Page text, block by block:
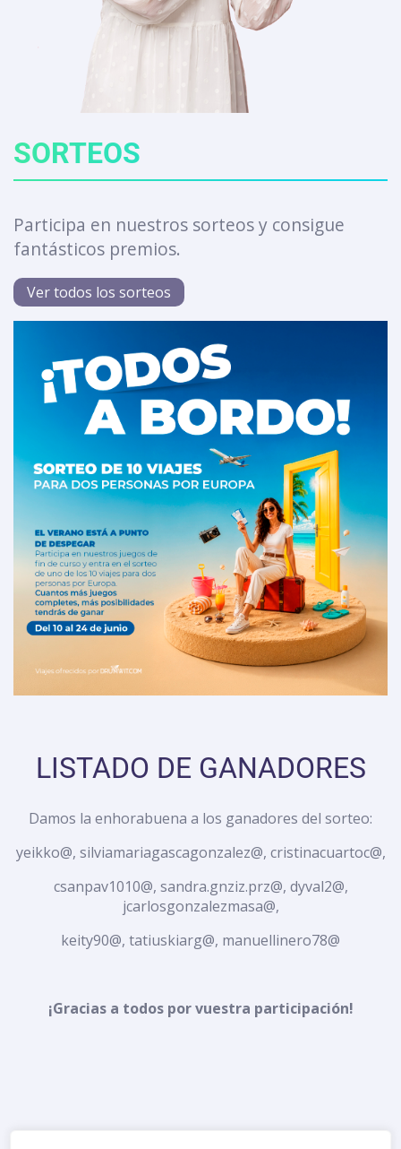
SORTEOS
Participa en nuestros sorteos y consigue
fantásticos premios.
Ver todos los sorteos
LISTADO DE GANADORES
Damos la enhorabuena a los ganadores del sorteo:
yeikko@, silviamariagascagonzalez@, cristinacuartoc@,
csanpav1010@, sandra.gnziz.prz@, dyval2@,
jcarlosgonzalezmasa@,
keity90@, tatiuskiarg@, manuellinero78@
¡Gracias a todos por vuestra participación!